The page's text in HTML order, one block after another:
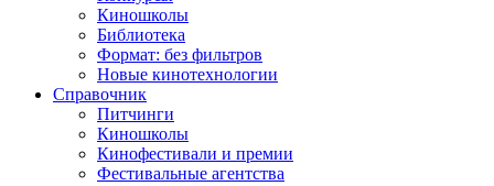
Киношколы
Библиотека
Формат: без фильтров
Новые кинотехнологии
Справочник
Питчинги
Киношколы
Кинофестивали и премии
Фестивальные агентства